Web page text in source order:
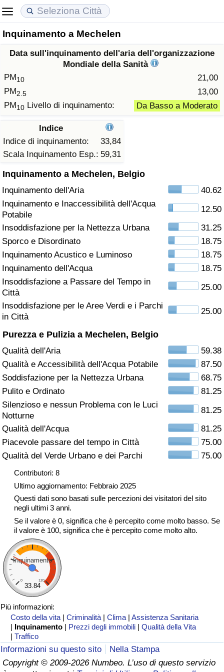
Inquinamento a Mechelen
Data sull'inquinamento dell'aria dell'organizzazione
Mondiale della Sanità
PM10
21,00
PM2.5
13,00
PM10 Livello di inquinamento: Da Basso a Moderato
Indice
Indice di inquinamento:
33,84
Scala Inquinamento Esp.: 59,31
Inquinamento a Mechelen, Belgio
Inquinamento dell'Aria
40.62
Inquinamento e Inaccessibilità dell'Acqua
Potabile
12.50
Insoddisfazione per la Nettezza Urbana
31.25
Sporco e Disordinato
18.75
Inquinamento Acustico e Luminoso
18.75
Inquinamento dell'Acqua
18.75
Insoddisfazione a Passare del Tempo in
Città
25.00
Insoddisfazione per le Aree Verdi e i Parchi
in Città
25.00
Purezza e Pulizia a Mechelen, Belgio
Qualità dell'Aria
59.38
Qualità e Accessibilità dell'Acqua Potabile
87.50
Soddisfazione per la Nettezza Urbana
68.75
Pulito e Ordinato
81.25
Silenzioso e nessun Problema con le Luci
Notturne
81.25
Qualità dell'Acqua
81.25
Piacevole passare del tempo in Città
75.00
Qualità del Verde Urbano e dei Parchi
75.00
Contributori: 8
Ultimo aggiornamento: Febbraio 2025
Questi dati sono basati sulle percezioni dei visitatori del sito
negli ultimi 3 anni.
Se il valore è 0, significa che è percepito come molto basso. Se
il valore è 100, significa che è percepito come molto alto.
Inquinamento
0 120
33.84
Più informazioni:
Costo della vita |Criminalità |Clima |Assistenza Sanitaria
| Inquinamento | Prezzi degli immobili |Qualità della Vita
|Traffico
Informazioni su questo sito
Nella Stampa
Copyright © 2009-2026 Numbeo. L’uso di questo servizio
Costo della vita
Indice Del Costo Della Vita (corrente)
Indice Del Costo Della Vita
Indice del Costo della Vita per Nazione
ad Aqaba
Prezzi degli immobili
Indice del Prezzo delle Case (Corrente)
Indice del Prezzo delle Case
Indice del Prezzo delle Case per Nazione
Qualità della Vita
Indice della Qualità della Vita
Indice della Qualità della Vita (Corrente)
Indice della qualità della vita per Paese
Criminalità
Indice del Tasso di Criminalità (Corrente)
Indice della Criminalità
Indice di criminalità per paese
Assistenza Sanitaria
Indice dell’Assistenza Sanitaria (Corrente)
Indice dell’Assistenza Sanitaria
Indice dell’Assistenza Sanitaria per
Nazione
Inquinamento
Indice dell’Inquinamento (Corrente)
Indice di inquinamento
Indice dell’Inquinamento per Nazione
Traffico
Indice del Traffico
Indice del traffico (Corrente)
Indice del traffico per Nazione